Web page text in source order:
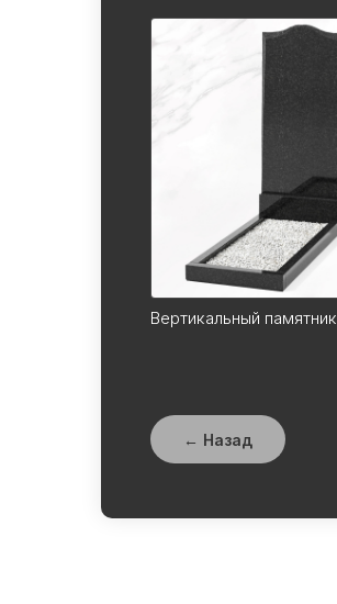
Вертикальный памятник
← Назад